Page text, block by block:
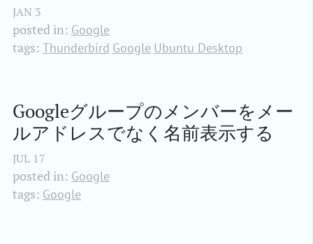
JAN 3
posted in: Google
tags: Thunderbird Google Ubuntu Desktop
Googleグループのメンバーをメー
ルアドレスでなく名前表示する
JUL 17
posted in: Google
tags: Google